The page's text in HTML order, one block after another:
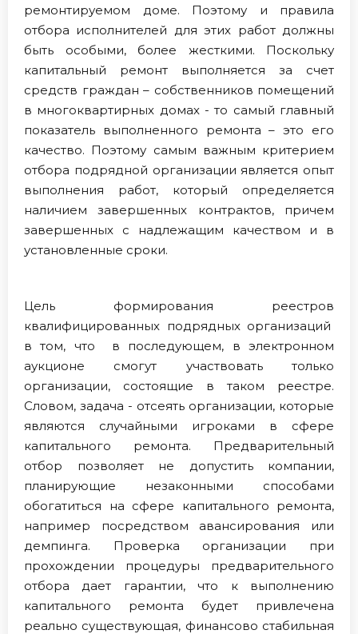
ремонтируемом доме. Поэтому и правила
отбора исполнителей для этих работ должны
быть особыми, более жесткими. Поскольку
капитальный ремонт выполняется за счет
средств граждан – собственников помещений
в многоквартирных домах - то самый главный
показатель выполненного ремонта – это его
качество. Поэтому самым важным критерием
отбора подрядной организации является опыт
выполнения работ, который определяется
наличием завершенных контрактов, причем
завершенных с надлежащим качеством и в
установленные сроки.
Цель формирования реестров
квалифицированных подрядных организаций
в том, что в последующем, в электронном
аукционе смогут участвовать только
организации, состоящие в таком реестре.
Словом, задача - отсеять организации, которые
являются случайными игроками в сфере
капитального ремонта. Предварительный
отбор позволяет не допустить компании,
планирующие незаконными способами
обогатиться на сфере капитального ремонта,
например посредством авансирования или
демпинга. Проверка организации при
прохождении процедуры предварительного
отбора дает гарантии, что к выполнению
капитального ремонта будет привлечена
реально существующая, финансово стабильная